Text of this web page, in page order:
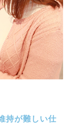
持が難しい仕